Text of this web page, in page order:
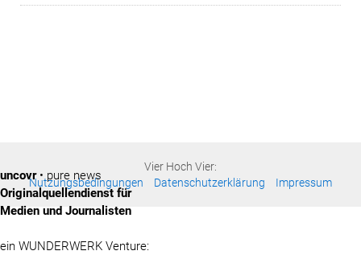
Vier Hoch Vier:
Nutzungsbedingungen
Datenschutzerklärung Impressum
uncovr• pure news
Originalquellendienst für
Medien und Journalisten
ein WUNDERWERK Venture: